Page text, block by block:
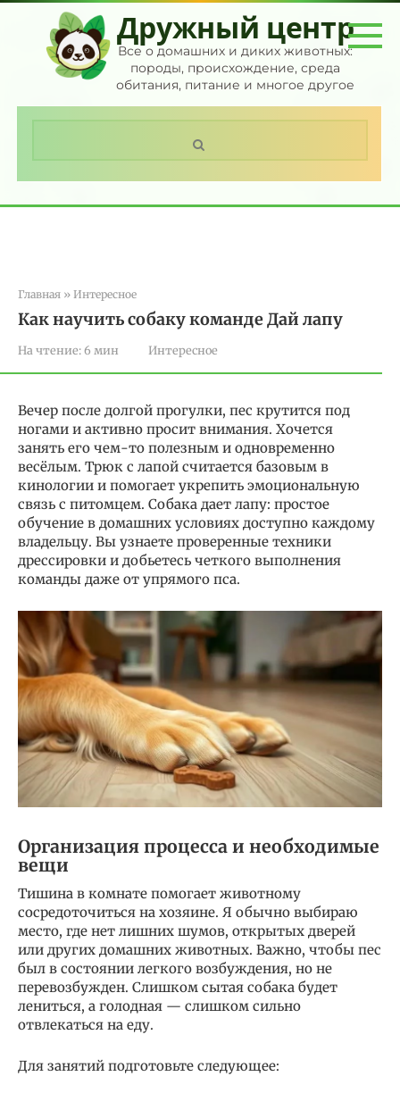
Перейти
контенту
Дружный центр
Все о домашних и диких животных:
породы, происхождение, среда
обитания, питание и многое другое
Главная » Интересное
Как научить собаку команде Дай лапу
На чтение:6 мин Интересное
Вечер после долгой прогулки, пес крутится под
ногами и активно просит внимания. Хочется
занять его чем-то полезным и одновременно
весёлым. Трюк с лапой считается базовым в
кинологии и помогает укрепить эмоциональную
связь с питомцем. Собака дает лапу: простое
обучение в домашних условиях доступно каждому
владельцу. Вы узнаете проверенные техники
дрессировки и добьетесь четкого выполнения
команды даже от упрямого пса.
Организация процесса и необходимые
вещи
Тишина в комнате помогает животному
сосредоточиться на хозяине. Я обычно выбираю
место, где нет лишних шумов, открытых дверей
или других домашних животных. Важно, чтобы пес
был в состоянии легкого возбуждения, но не
перевозбужден. Слишком сытая собака будет
лениться, а голодная — слишком сильно
отвлекаться на еду.
Для занятий подготовьте следующее: